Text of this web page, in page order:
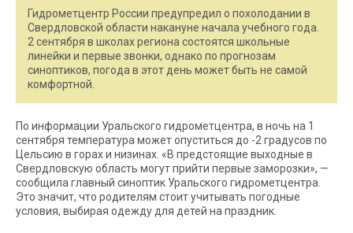
Гидрометцентр России предупредил о похолодании в
Свердловской области накануне начала учебного года.
2 сентября в школах региона состоятся школьные
линейки и первые звонки, однако по прогнозам
синоптиков, погода в этот день может быть не самой
комфортной.
По информации Уральского гидрометцентра, в ночь на 1
сентября температура может опуститься до -2 градусов по
Цельсию в горах и низинах. «В предстоящие выходные в
Свердловскую область могут прийти первые заморозки», —
сообщила главный синоптик Уральского гидрометцентра.
Это значит, что родителям стоит учитывать погодные
условия, выбирая одежду для детей на праздник.